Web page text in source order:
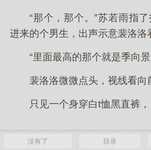
“那个，那个。”苏若雨指
进来的个男生，出声示意裴洛洛
“里面最高的那个就是季向景
裴洛洛微微点头，视线看向
只见一个身穿白t恤黑直裤，
没有了 目录